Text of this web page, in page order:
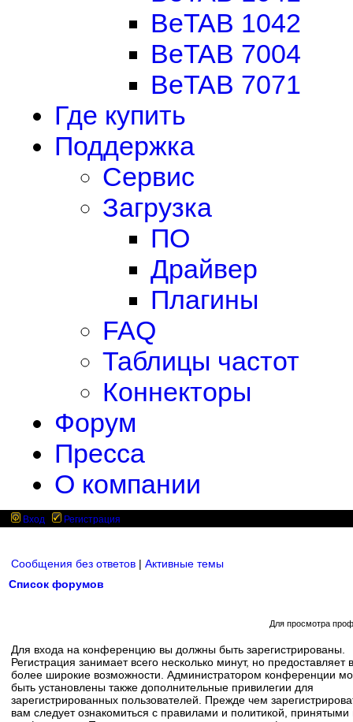
BeTAB 1042
BeTAB 7004
BeTAB 7071
Где купить
Поддержка
Сервис
Загрузка
ПО
Драйвер
Плагины
FAQ
Таблицы частот
Коннекторы
Форум
Пресса
О компании
Вход Регистрация
Сообщения без ответов | Активные темы
Список форумов
Для просмотра
Для входа на конференцию вы должны быть зарегистрированы.
Регистрация занимает всего несколько минут, но предоставляет
более широкие возможности. Администратором конференции
быть установлены также дополнительные привилегии для
зарегистрированных пользователей. Прежде чем
вам следует ознакомиться с правилами и политикой, принятыми